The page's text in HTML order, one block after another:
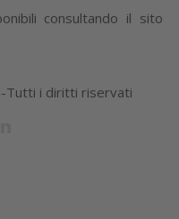
consultando il sito
Tutti i diritti riservati